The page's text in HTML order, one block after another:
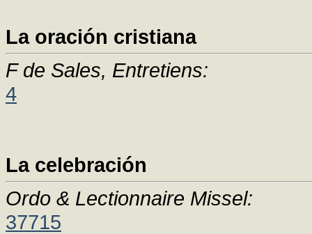
La oración cristiana
F de Sales, Entretiens:
4
La celebración
Ordo & Lectionnaire Missel:
37715